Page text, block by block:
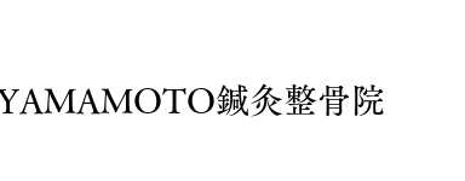
鍼灸整骨院